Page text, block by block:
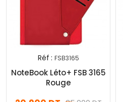
Réf : FSB3165
NoteBook Léto+ FSB 3165
Rouge